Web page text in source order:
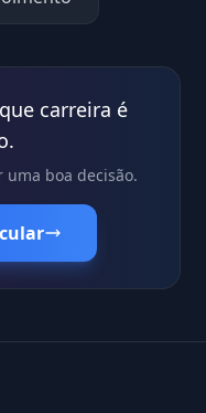
carreira é
uma boa decisão.